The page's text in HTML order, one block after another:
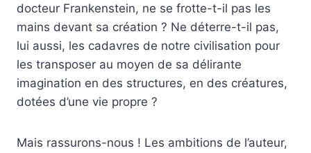
docteur Frankenstein, ne se frotte-t-il pas les
mains devant sa création ? Ne déterre-t-il pas,
lui aussi, les cadavres de notre civilisation pour
les transposer au moyen de sa délirante
imagination en des structures, en des créatures,
dotées d’une vie propre ?
Mais rassurons-nous ! Les ambitions de l’auteur,